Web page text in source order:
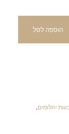
הוספה לסל
יהלומים,